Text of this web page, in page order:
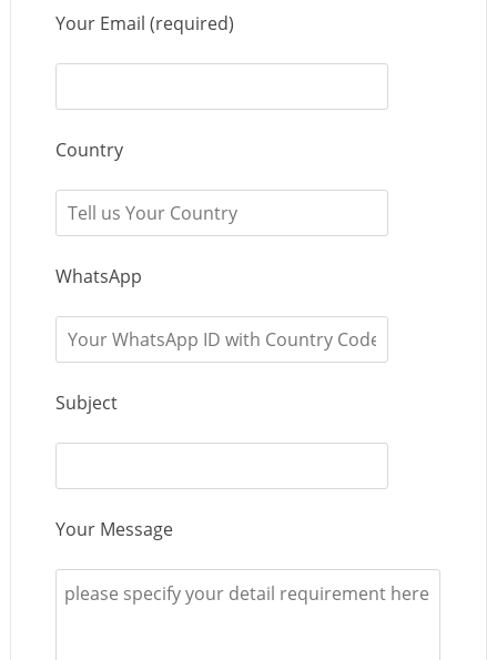
Your Email (required)
Country
WhatsApp
Subject
Your Message